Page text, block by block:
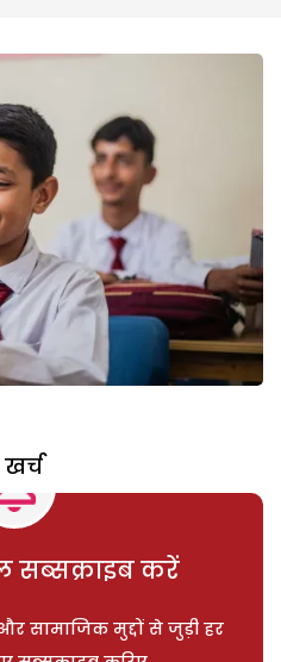
खर्च
सब्सक्राइब करें
सामाजिक मुद्दों से जुड़ी हर